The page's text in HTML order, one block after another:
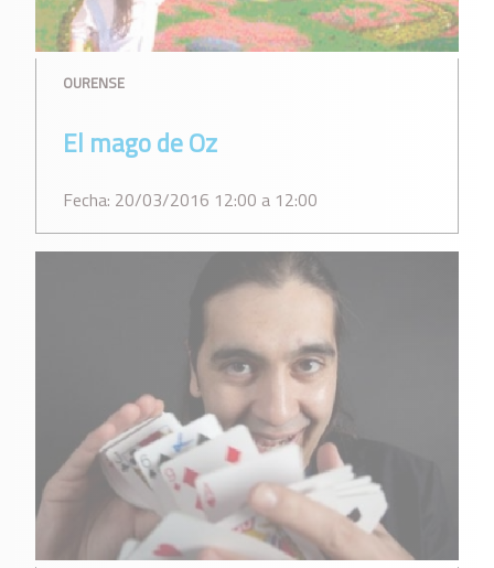
OURENSE
El mago de Oz
Fecha: 20/03/2016 12:00 a 12:00